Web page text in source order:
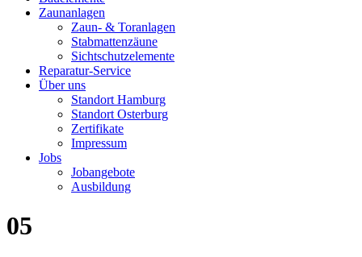
Zaunanlagen
Zaun- & Toranlagen
Stabmattenzäune
Sichtschutzelemente
Reparatur-Service
Über uns
Standort Hamburg
Standort Osterburg
Zertifikate
Impressum
Jobs
Jobangebote
Ausbildung
05